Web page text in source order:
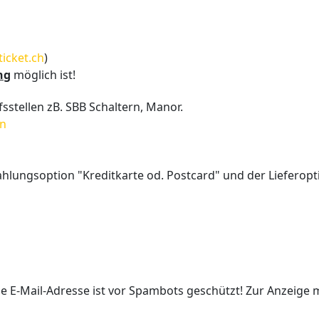
)
möglich ist!
zB. SBB Schaltern, Manor.
"Kreditkarte od. Postcard" und der
E-Mail-Adresse ist vor Spambots geschützt! Zur Anzeige